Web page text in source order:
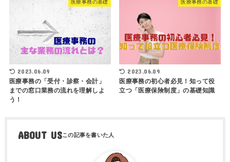
医療事務の基礎
2023.06.09
医療事務の「受付・診察・会計」
までの窓口業務の流れを理解しよ
う！
医療事務の基礎
2023.06.09
医療事務の初心者必見！知って役
立つ「医療保険制度」の基礎知識
ABOUT US